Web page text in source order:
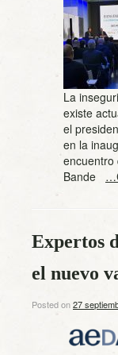
La
existe
el
en la
encuentro
Bande
Expertos
el nuevo
Posted on27